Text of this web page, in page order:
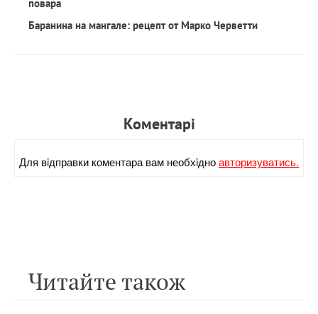
повара
Баранина на мангале: рецепт от Марко Черветти
Коментарi
Для вiдправки коментара вам необхiдноавторизуватись.
Читайте також